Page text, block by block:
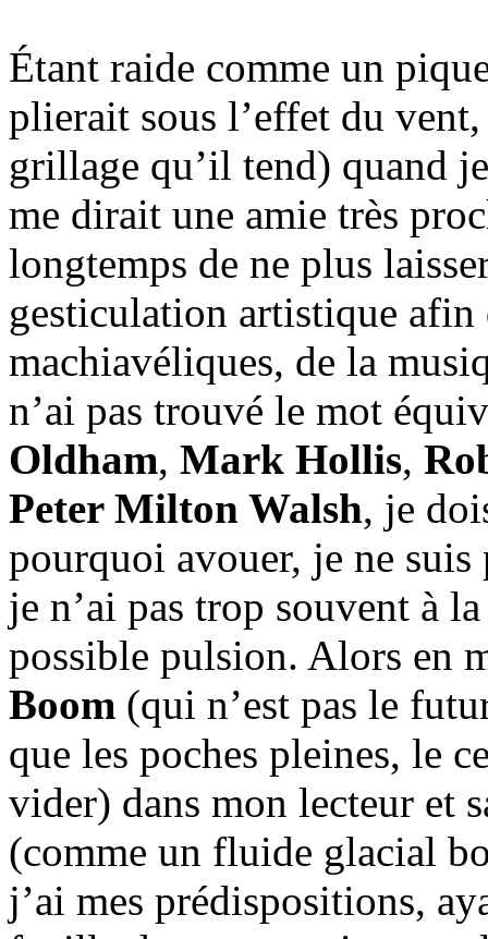
Étant raide comme un
plierait sous l’effet du
grillage qu’il tend) quand
me dirait une amie très
longtemps de ne plus
gesticulation artistique afin
machiavéliques, de la
n’ai pas trouvé le mot
Oldham, Mark Hollis,
Peter Milton Walsh, je
pourquoi avouer, je ne suis
je n’ai pas trop souvent à
possible pulsion. Alors en
Boom (qui n’est pas le
que les poches pleines, le
vider) dans mon lecteur et
(comme un fluide glacial
j’ai mes prédispositions,